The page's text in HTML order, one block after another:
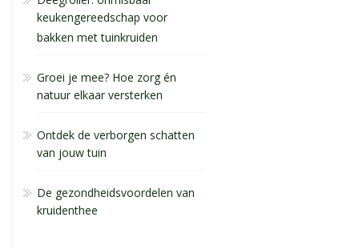
keukengereedschap voor
bakken met tuinkruiden
Groei je mee? Hoe zorg én
natuur elkaar versterken
Ontdek de verborgen schatten
van jouw tuin
De gezondheidsvoordelen van
kruidenthee